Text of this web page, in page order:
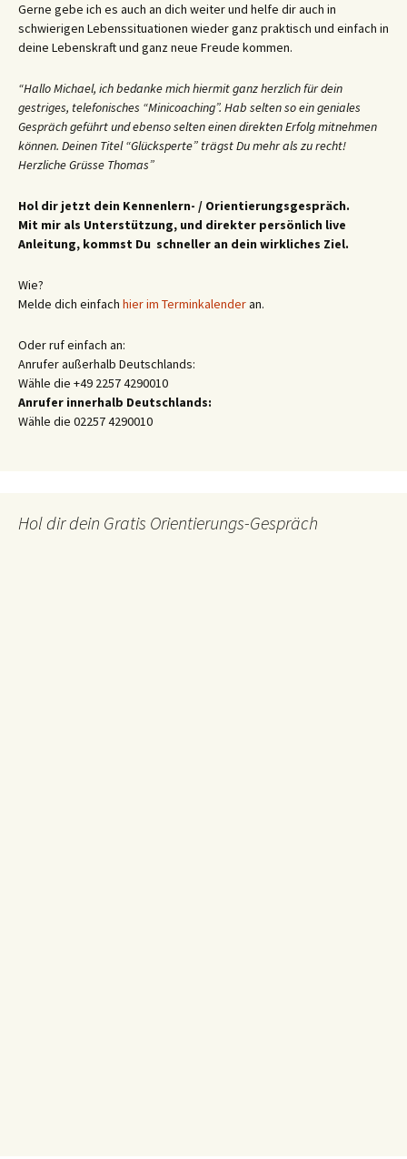
Gerne gebe ich es auch an dich weiter und helfe dir auch in
schwierigen Lebenssituationen wieder ganz praktisch und einfach in
deine Lebenskraft und ganz neue Freude kommen.
“Hallo Michael, ich bedanke mich hiermit ganz herzlich für dein
gestriges, telefonisches “Minicoaching”. Hab selten so ein geniales
Gespräch geführt und ebenso selten einen direkten Erfolg mitnehmen
können. Deinen Titel “Glücksperte” trägst Du mehr als zu recht!
Herzliche Grüsse Thomas”
Hol dir jetzt dein Kennenlern- / Orientierungsgespräch.
Mit mir als Unterstützung, und direkter persönlich live
Anleitung, kommst Du schneller an dein wirkliches Ziel.
Wie?
Melde dich einfach hier im Terminkalenderan.
Oder ruf einfach an:
Anrufer außerhalb Deutschlands:
Wähle die +49 2257 4290010
Anrufer innerhalb Deutschlands:
Wähle die 02257 4290010
Hol dir dein Gratis Orientierungs-Gespräch